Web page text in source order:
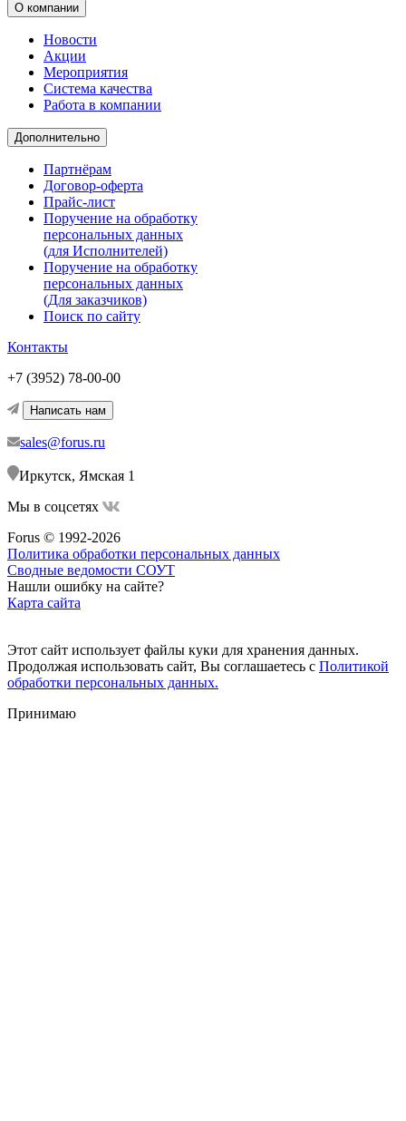
О компании
Новости
Акции
Мероприятия
Система качества
Работа в компании
Дополнительно
Партнёрам
Договор-оферта
Прайс-лист
Поручение на обработку
персональных данных
(для Исполнителей)
Поручение на обработку
персональных данных
(Для заказчиков)
Поиск по сайту
Контакты
+7 (3952) 78-00-00
Написать нам
sales@forus.ru
Иркутск, Ямская 1
Мы в соцсетях
Forus © 1992-2026
Политика обработки персональных данных
Сводные ведомости СОУТ
Нашли ошибку на сайте?
Карта сайта
Этот сайт использует файлы куки для хранения данных.
Продолжая использовать сайт, Вы соглашаетесь с Политикой
обработки персональных данных.
Принимаю